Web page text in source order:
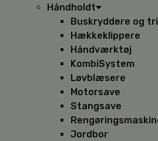
Håndholdt
Buskryddere og
Hækkeklippere
Håndværktøj
KombiSystem
Løvblæsere
Motorsave
Stangsave
Jordbor